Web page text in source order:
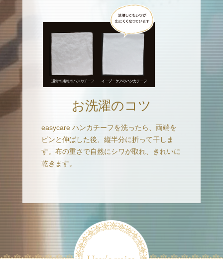
お洗濯のコツ
easycare ハンカチーフを洗ったら、両端を
ピンと伸ばした後、縦半分に折って干しま
す。布の重さで自然にシワが取れ、きれいに
乾きます。